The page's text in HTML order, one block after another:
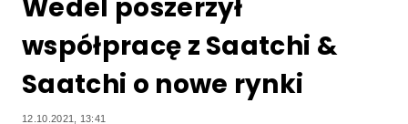
Wedel poszerzył
współpracę z Saatchi &
Saatchi o nowe rynki
12.10.2021, 13:41